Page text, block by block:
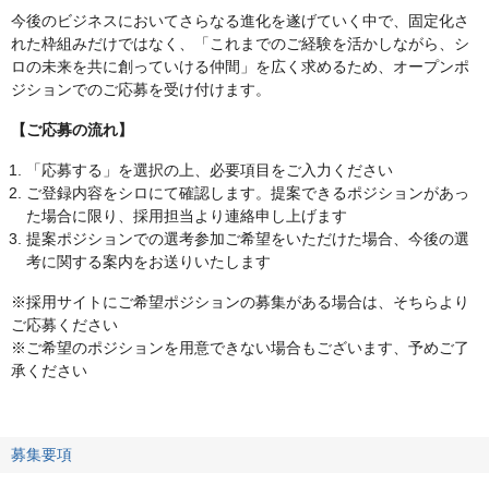
今後のビジネスにおいてさらなる進化を遂げていく中で、固定化さ
れた枠組みだけではなく、「これまでのご経験を活かしながら、シ
ロの未来を共に創っていける仲間」を広く求めるため、オープンポ
ジションでのご応募を受け付けます。
【ご応募の流れ】
「応募する」を選択の上、必要項目をご入力ください
ご登録内容をシロにて確認します。提案できるポジションがあっ
た場合に限り、採用担当より連絡申し上げます
提案ポジションでの選考参加ご希望をいただけた場合、今後の選
考に関する案内をお送りいたします
※採用サイトにご希望ポジションの募集がある場合は、そちらより
ご応募ください
※ご希望のポジションを用意できない場合もございます、予めご了
承ください
募集要項